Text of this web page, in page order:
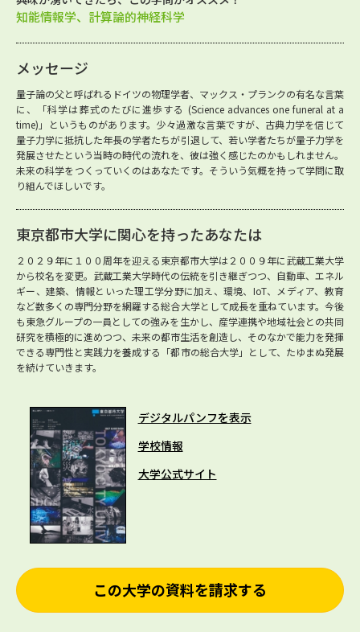
知能情報学、計算論的神経科学
メッセージ
量子論の父と呼ばれるドイツの物理学者、マックス・プランクの有名な言葉
に、「科学は葬式のたびに進歩する (Science advances one funeral at a
time)」というものがあります。少々過激な言葉ですが、古典力学を信じて
量子力学に抵抗した年長の学者たちが引退して、若い学者たちが量子力学を
発展させたという当時の時代の流れを、彼は強く感じたのかもしれません。
未来の科学をつくっていくのはあなたです。そういう気概を持って学問に取
り組んでほしいです。
東京都市大学に関心を持ったあなたは
２０２９年に１００周年を迎える東京都市大学は２００９年に武蔵工業大学
から校名を変更。武蔵工業大学時代の伝統を引き継ぎつつ、自動車、エネル
ギー、建築、情報といった理工学分野に加え、環境、IoT、メディア、教育
など数多くの専門分野を網羅する総合大学として成長を重ねています。今後
も東急グループの一員としての強みを生かし、産学連携や地域社会との共同
研究を積極的に進めつつ、未来の都市生活を創造し、そのなかで能力を発揮
できる専門性と実践力を養成する「都市の総合大学」として、たゆまぬ発展
を続けていきます。
デジタルパンフを表示
学校情報
大学公式サイト
この大学の資料を請求する